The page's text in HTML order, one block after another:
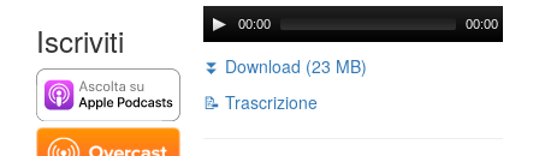
Iscriviti 00:00 00:00
⏬ Download (23 MB)
📝 Trascrizione